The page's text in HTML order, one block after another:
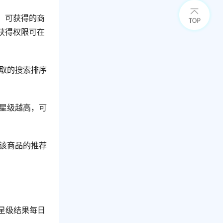
可获得的商
得权限可在
的搜索排序
级越高，可
商品的推荐
级结果每日